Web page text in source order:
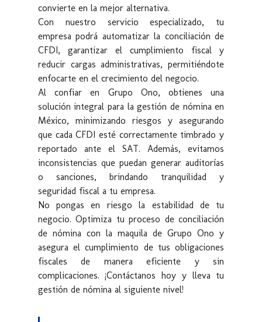
convierte en la mejor alternativa.
Con nuestro servicio especializado, tu
empresa podrá automatizar la conciliación de
CFDI, garantizar el cumplimiento fiscal y
reducir cargas administrativas, permitiéndote
enfocarte en el crecimiento del negocio.
Al confiar en Grupo Ono, obtienes una
solución integral para la gestión de nómina en
México, minimizando riesgos y asegurando
que cada CFDI esté correctamente timbrado y
reportado ante el SAT. Además, evitamos
inconsistencias que puedan generar auditorías
o sanciones, brindando tranquilidad y
seguridad fiscal a tu empresa.
No pongas en riesgo la estabilidad de tu
negocio. Optimiza tu proceso de conciliación
de nómina con la maquila de Grupo Ono y
asegura el cumplimiento de tus obligaciones
fiscales de manera eficiente y sin
complicaciones. ¡Contáctanos hoy y lleva tu
gestión de nómina al siguiente nivel!